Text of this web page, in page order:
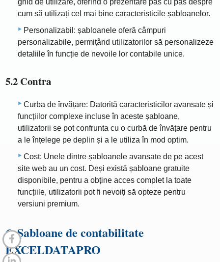
cum să utilizați cel mai bine caracteristicile șabloanelor.
Personalizabil: șabloanele oferă câmpuri
personalizabile, permițând utilizatorilor să personalizeze
detaliile în funcție de nevoile lor contabile unice.
5.2 Contra
Curba de învățare: Datorită caracteristicilor avansate și
funcțiilor complexe incluse în aceste șabloane,
utilizatorii se pot confrunta cu o curbă de învățare pentru
a le înțelege pe deplin și a le utiliza în mod optim.
Cost: Unele dintre șabloanele avansate de pe acest
site web au un cost. Deși există șabloane gratuite
disponibile, pentru a obține acces complet la toate
funcțiile, utilizatorii pot fi nevoiți să opteze pentru
versiuni premium.
6. Șabloane de contabilitate
EXCELDATAPRO